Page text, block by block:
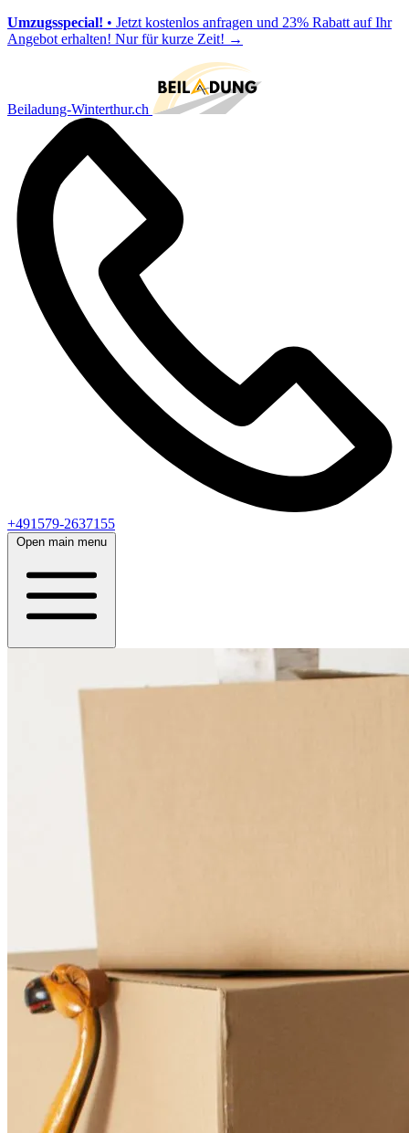
Umzugsspecial! • Jetzt kostenlos anfragen und 23% Rabatt auf Ihr
Angebot erhalten! Nur für kurze Zeit! →
Beiladung-Winterthur.ch
+491579-2637155
Open main menu